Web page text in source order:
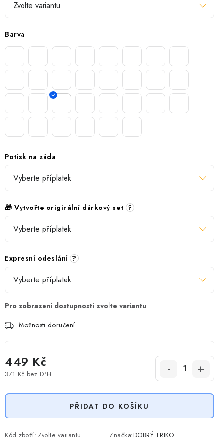
Barva
Potisk na záda
🎁 Vytvořte originální dárkový set ?
Expresní odeslání ?
Možnosti doručení
449 Kč
371 Kč bez DPH
PŘIDAT DO KOŠÍKU
Kód zboží: Zvolte variantu Značka:DOBRÝ TRIKO